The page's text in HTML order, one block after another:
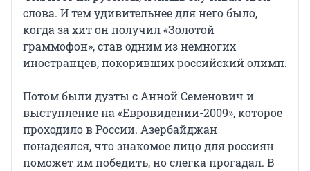
слова. И тем удивительнее для него было,
когда за хит он получил «Золотой
граммофон», став одним из немногих
иностранцев, покоривших российский олимп.
Потом были дуэты с Анной Семенович и
выступление на «Евровидении-2009», которое
проходило в России. Азербайджан
понадеялся, что знакомое лицо для россиян
поможет им победить, но слегка прогадал. В